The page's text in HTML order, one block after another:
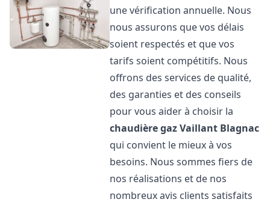
une vérification annuelle. Nous
nous assurons que vos délais
soient respectés et que vos
tarifs soient compétitifs. Nous
offrons des services de qualité,
des garanties et des conseils
pour vous aider à choisir la
chaudière gaz Vaillant Blagnac
qui convient le mieux à vos
besoins. Nous sommes fiers de
nos réalisations et de nos
nombreux avis clients satisfaits